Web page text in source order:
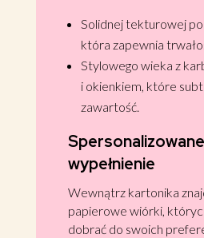
Solidnej tekturowej
która zapewnia
Stylowego wieka z
i okienkiem, które
zawartość.
Spersonalizowane
wypełnienie
Wewnątrz kartonika
papierowe wiórki,
dobrać do swoich